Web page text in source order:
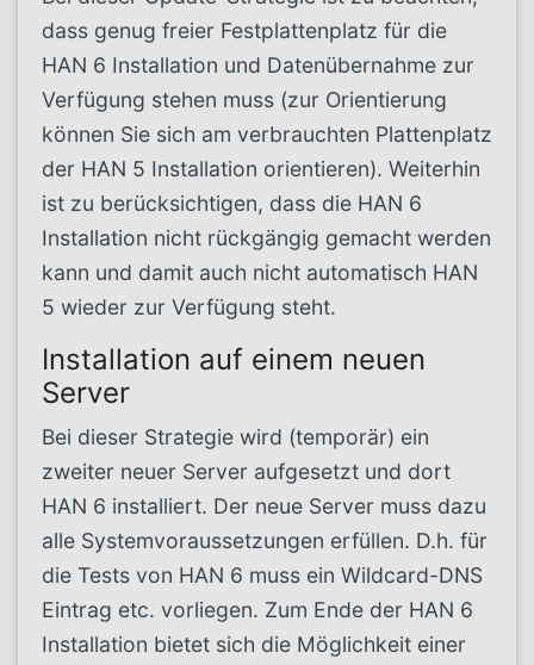
dass genug freier Festplattenplatz für die
HAN 6 Installation und Datenübernahme zur
Verfügung stehen muss (zur Orientierung
können Sie sich am verbrauchten Plattenplatz
der HAN 5 Installation orientieren). Weiterhin
ist zu berücksichtigen, dass die HAN 6
Installation nicht rückgängig gemacht werden
kann und damit auch nicht automatisch HAN
5 wieder zur Verfügung steht.
Installation auf einem neuen
Server
Bei dieser Strategie wird (temporär) ein
zweiter neuer Server aufgesetzt und dort
HAN 6 installiert. Der neue Server muss dazu
alle Systemvoraussetzungen erfüllen. D.h. für
die Tests von HAN 6 muss ein Wildcard-DNS
Eintrag etc. vorliegen. Zum Ende der HAN 6
Installation bietet sich die Möglichkeit einer